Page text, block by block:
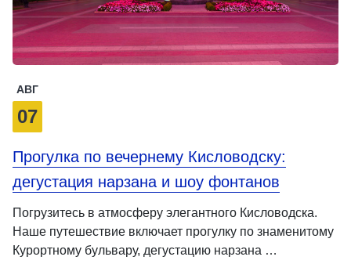
АВГ
07
Прогулка по вечернему Кисловодску:
дегустация нарзана и шоу фонтанов
Погрузитесь в атмосферу элегантного Кисловодска.
Наше путешествие включает прогулку по знаменитому
Курортному бульвару, дегустацию нарзана …